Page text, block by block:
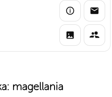
magellania